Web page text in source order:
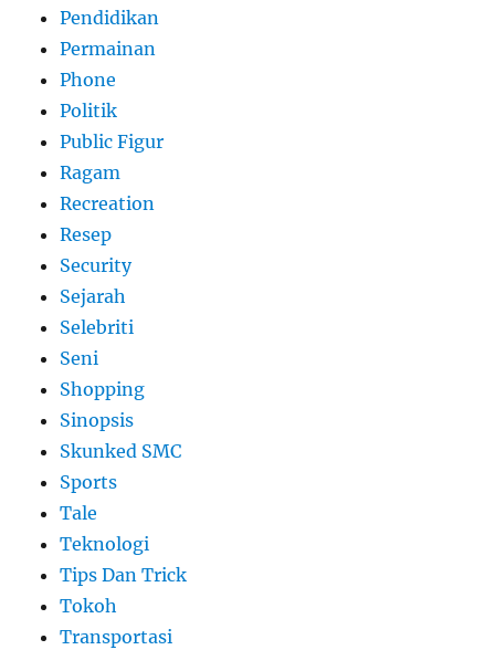
Pendidikan
Permainan
Phone
Politik
Public Figur
Ragam
Recreation
Resep
Security
Sejarah
Selebriti
Seni
Shopping
Sinopsis
Skunked SMC
Sports
Tale
Teknologi
Tips Dan Trick
Tokoh
Transportasi